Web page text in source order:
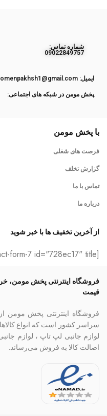
ﺷﻤﺎره ﺗﻤﺎس:
09022849757
ایمیل: momenpakhsh1@gmail.com
پخش مومن در شبکه های اجتماعی:
با پخش مومن
فرصت های شغلی
گزارش تخلف
تماس با ما
درباره ما
از آخرین تخفیف ها با خبر شوید
[contact-form-7 id="728ec17" title="فرم تماس فوتر"]
فروشگاه اینترنتی پخش مومن،
قیمت
فروشگاه اینترنتی پخش مومن
سراسر کشور است که انواع
لوازم جانبی لپ تاپ ، لوازم
اصالت کالا به فروش می‌رساند.